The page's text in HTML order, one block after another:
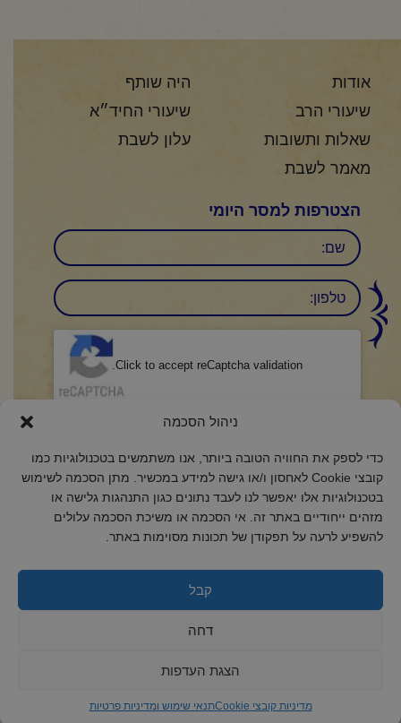
ניהול הסכמה
כדי לספק את החוויה הטובה ביותר, אנו משתמשים בטכנולוגיות כמו
קובצי Cookie לאחסון ו/או גישה למידע במכשיר. מתן הסכמה לשימוש
בטכנולוגיות אלו יאפשר לנו לעבד נתונים כגון התנהגות גלישה או
מזהים ייחודיים באתר זה. אי הסכמה או משיכת הסכמה עלולים
להשפיע לרעה על תפקודן של תכונות מסוימות באתר.
קבל
דחה
הצגת העדפות
מדיניות קובצי Cookie תנאי שימוש ומדיניות פרטיות
אודות
היה שותף
שיעורי הרב
שיעורי החיד״א
שאלות ותשובות
עלון לשבת
מאמר לשבת
הצטרפות למסר היומי
שם
טלפון:
Click to accept reCaptcha validation.
מדיניות קובצי Cookie
ד